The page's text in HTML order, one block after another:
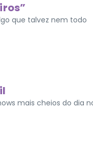
que talvez nem todo
mais cheios do dia